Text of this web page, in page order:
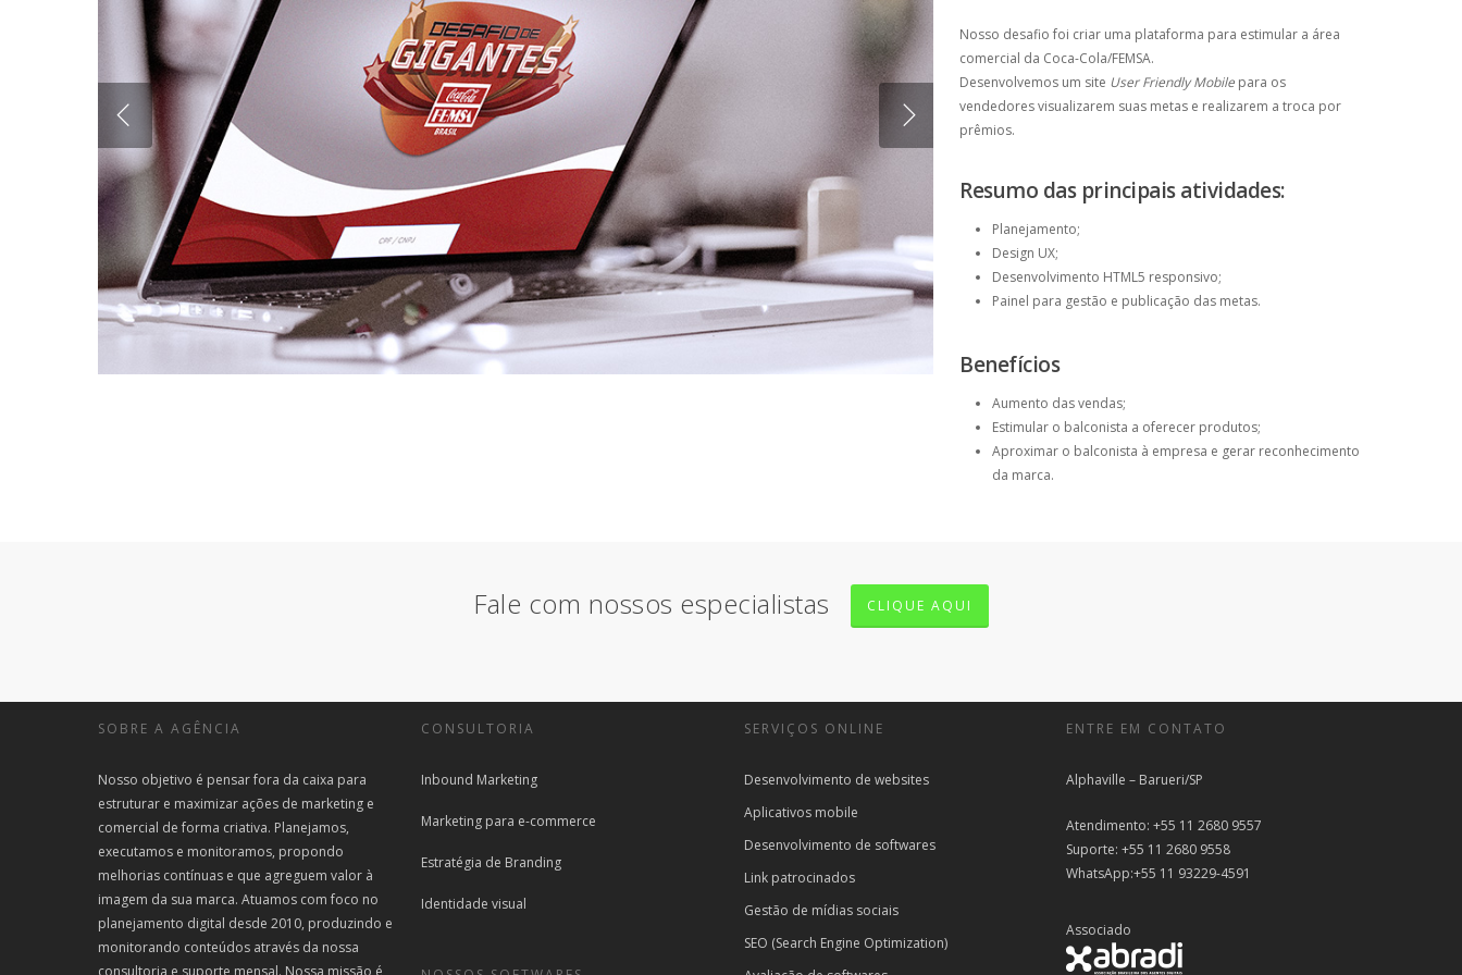
Nosso desafio foi criar uma plataforma para estimular a área
comercial da Coca-Cola/FEMSA.
Desenvolvemos um site User Friendly Mobile para os
vendedores visualizarem suas metas e realizarem a troca por
prêmios.
Resumo das principais atividades:
Planejamento;
Design UX;
Desenvolvimento HTML5 responsivo;
Painel para gestão e publicação das metas.
Benefícios
Aumento das vendas;
Estimular o balconista a oferecer produtos;
Aproximar o balconista à empresa e gerar reconhecimento
da marca.
Fale com nossos especialistas CLIQUE AQUI
SOBRE A AGÊNCIA
Nosso objetivo é pensar fora da caixa para
estruturar e maximizar ações de marketing e
comercial de forma criativa. Planejamos,
executamos e monitoramos, propondo
melhorias contínuas e que agreguem valor à
imagem da sua marca. Atuamos com foco no
planejamento digital desde 2010, produzindo e
monitorando conteúdos através da nossa
consultoria e suporte mensal. Nossa missão é
CONSULTORIA
Inbound Marketing
Marketing para e-commerce
Estratégia de Branding
Identidade visual
SERVIÇOS ONLINE
Desenvolvimento de websites
Aplicativos mobile
Desenvolvimento de softwares
Link patrocinados
Gestão de mídias sociais
SEO (Search Engine Optimization)
ENTRE EM CONTATO
Alphaville – Barueri/SP
Atendimento: +55 11 2680 9557
Suporte: +55 11 2680 9558
WhatsApp:+55 11 93229-4591
Associado